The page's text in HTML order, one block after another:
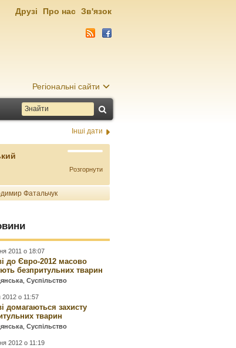
Регіональні сайти
Друзі Про нас Зв'язок
Інші дати
Розгорнути
Фатальчук
2011 о 18:07
до Євро-2012 масово
безпритульних тварин
,Суспільство
2012 о 11:57
домагаються захисту
тварин
,Суспільство
2012 о 11:19